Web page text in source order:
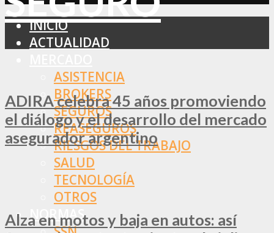
INICIO
ACTUALIDAD
ASISTENCIA
BROKERS
SEGUROS
REASEGUROS
RIESGOS DEL TRABAJO
SALUD
TECNOLOGÍA
OTROS
NORMAS
ADIRA celebra 45 años promoviendo
el diálogo y el desarrollo del mercado
asegurador argentino
Alza en motos y baja en autos: así